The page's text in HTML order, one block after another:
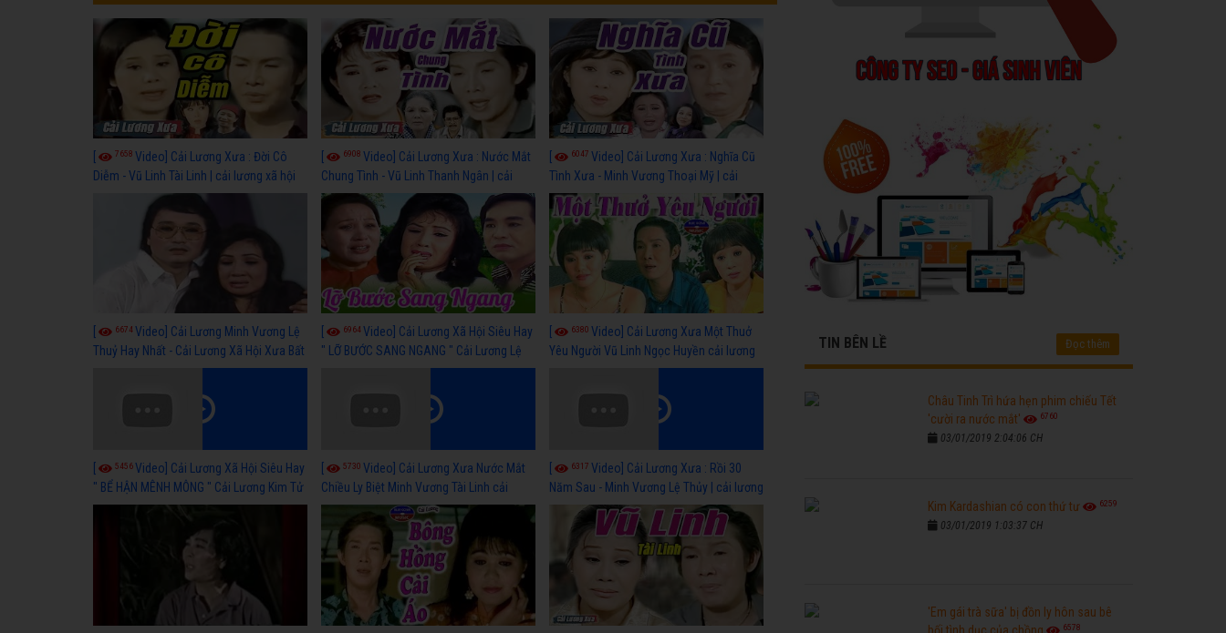
7658 Video] Cải Lương Xưa : Đời Cô
Diễm - Vũ Linh Tài Linh | cải lương xã hội
6908 Video] Cải Lương Xưa : Nước Mắt
Chung Tình - Vũ Linh Thanh Ngân | cải
lương xã hội hay nhất
6047 Video] Cải Lương Xưa : Nghĩa Cũ
Tình Xưa - Minh Vương Thoại Mỹ | cải
lương xã hội hay nhất
6674Video] Cải Lương Minh Vương Lệ
Thuỷ Hay Nhất - Cải Lương Xã Hội Xưa Bất
6964Video] Cải Lương Xã Hội Siêu Hay
" LỠ BƯỚC SANG NGANG " Cải Lương Lệ
Thuỷ, Thanh Tuấn, Hồng Nga
6380 Video] Cải Lương Xưa Một Thuở
Yêu Người Vũ Linh Ngọc Huyền cải lương
5456Video] Cải Lương Xã Hội Siêu Hay
" BỂ HẬN MÊNH MÔNG " Cải Lương Kim Tử
Long, Thanh Ngân Hay Nhất
5730 Video] Cải Lương Xưa Nước Mắt
Chiều Ly Biệt Minh Vương Tài Linh cải
lương xã hội hay nhất
6317 Video] Cải Lương Xưa : Rồi 30
Năm Sau - Minh Vương Lệ Thủy | cải lương
xã hội hay nhất
TIN BÊN LỀ Đọc thêm
Châu Tinh Trì hứa hẹn phim chiếu Tết
'cười ra nước mắt'
6760
03/01/2019 2:04:06 CH
Kim Kardashian có con thứ tư 6259
03/01/2019 1:03:37 CH
'Em gái trà sữa' bị đồn ly hôn sau bê
6578